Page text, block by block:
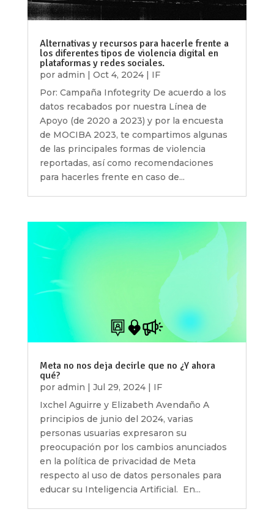
Alternativas y recursos para hacerle frente a
los diferentes tipos de violencia digital en
plataformas y redes sociales.
por admin | Oct 4, 2024| IF
Por: Campaña Infotegrity De acuerdo a los
datos recabados por nuestra Línea de
Apoyo (de 2020 a 2023) y por la encuesta
de MOCIBA 2023, te compartimos algunas
de las principales formas de violencia
reportadas, así como recomendaciones
para hacerles frente en caso de...
Meta no nos deja decirle que no ¿Y ahora
qué?
por admin | Jul 29, 2024| IF
Ixchel Aguirre y Elizabeth Avendaño A
principios de junio del 2024, varias
personas usuarias expresaron su
preocupación por los cambios anunciados
en la política de privacidad de Meta
respecto al uso de datos personales para
educar su Inteligencia Artificial. En...